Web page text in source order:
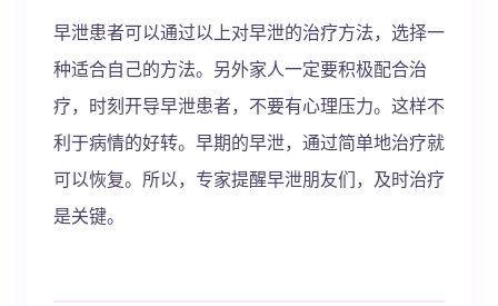
早泄患者可以通过以上对早泄的治疗方法，选择一
种适合自己的方法。另外家人一定要积极配合治
疗，时刻开导早泄患者，不要有心理压力。这样不
利于病情的好转。早期的早泄，通过简单地治疗就
可以恢复。所以，专家提醒早泄朋友们，及时治疗
是关键。